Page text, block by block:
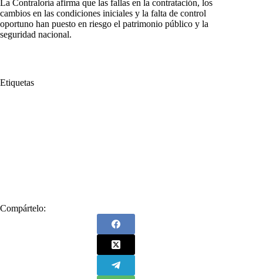
La Contraloría afirma que las fallas en la contratación, los
cambios en las condiciones iniciales y la falta de control
oportuno han puesto en riesgo el patrimonio público y la
seguridad nacional.
Etiquetas
Compártelo: